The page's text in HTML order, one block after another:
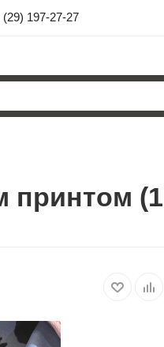
(29) 197-27-27
принтом